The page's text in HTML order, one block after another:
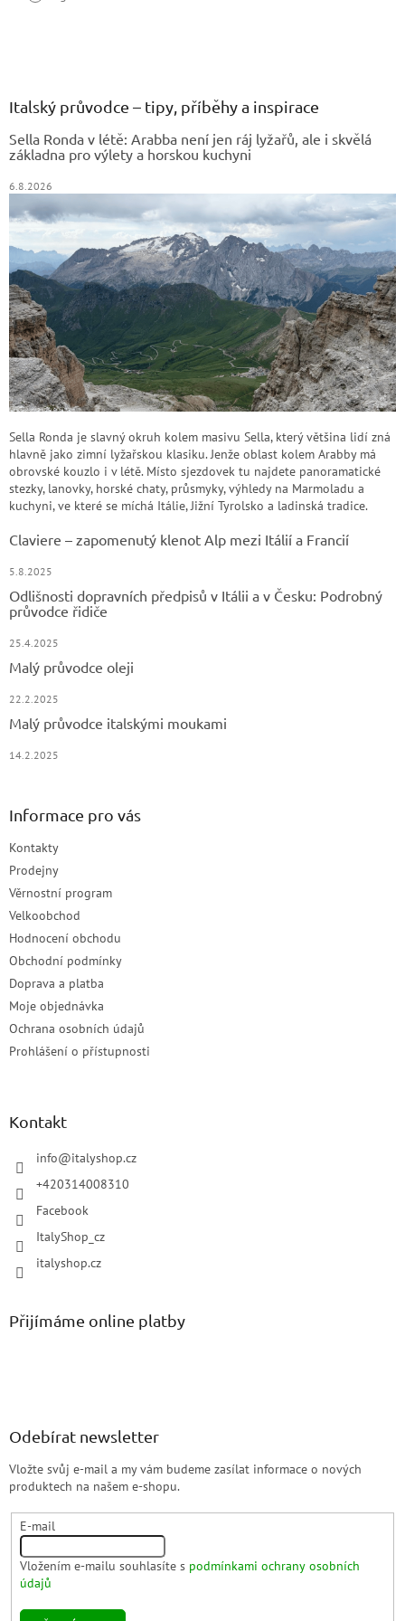
Italský průvodce – tipy, příběhy a inspirace
Sella Ronda v létě: Arabba není jen ráj lyžařů, ale i skvělá
základna pro výlety a horskou kuchyni
6.8.2026
Sella Ronda je slavný okruh kolem masivu Sella, který většina lidí zná
hlavně jako zimní lyžařskou klasiku. Jenže oblast kolem Arabby má
obrovské kouzlo i v létě. Místo sjezdovek tu najdete panoramatické
stezky, lanovky, horské chaty, průsmyky, výhledy na Marmoladu a
kuchyni, ve které se míchá Itálie, Jižní Tyrolsko a ladinská tradice.
Claviere – zapomenutý klenot Alp mezi Itálií a Francií
5.8.2025
Odlišnosti dopravních předpisů v Itálii a v Česku: Podrobný
průvodce řidiče
25.4.2025
Malý průvodce oleji
22.2.2025
Malý průvodce italskými moukami
14.2.2025
Informace pro vás
Kontakty
Prodejny
Věrnostní program
Velkoobchod
Hodnocení obchodu
Obchodní podmínky
Doprava a platba
Moje objednávka
Ochrana osobních údajů
Prohlášení o přístupnosti
Kontakt
info@italyshop.cz
+420314008310
Facebook
ItalyShop_cz
italyshop.cz
Přijímáme online platby
Odebírat newsletter
Vložte svůj e-mail a my vám budeme zasílat informace o nových
produktech na našem e-shopu.
E-mail
Vložením e-mailu souhlasíte s podmínkami ochrany osobních
údajů